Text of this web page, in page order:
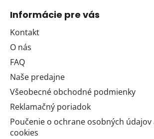
Informácie pre vás
Kontakt
O nás
FAQ
Naše predajne
Všeobecné obchodné podmienky
Reklamačný poriadok
Poučenie o ochrane osobných
cookies